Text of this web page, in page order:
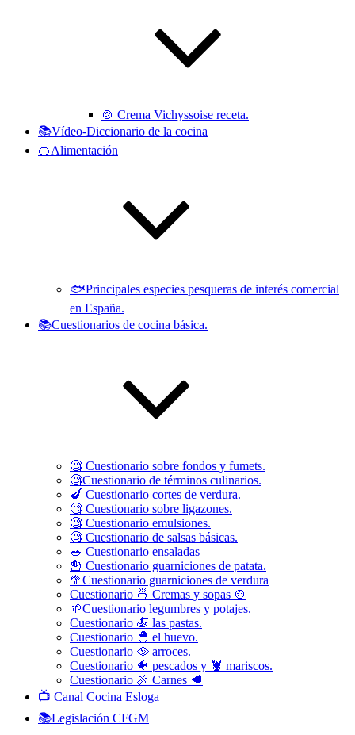
🍲 Crema Vichyssoise receta.
📚Vídeo-Diccionario de la cocina
🍊Alimentación
🐟Principales especies pesqueras de interés comercial
en España.
📚Cuestionarios de cocina básica.
🧐 Cuestionario sobre fondos y fumets.
🧐Cuestionario de términos culinarios.
🍆 Cuestionario cortes de verdura.
🧐 Cuestionario sobre ligazones.
🧐 Cuestionario emulsiones.
🧐 Cuestionario de salsas básicas.
🥗 Cuestionario ensaladas
🍟 Cuestionario guarniciones de patata.
🥦Cuestionario guarniciones de verdura
Cuestionario 🍜 Cremas y sopas 🍲
🌱Cuestionario legumbres y potajes.
Cuestionario 🍝 las pastas.
Cuestionario 🐣 el huevo.
Cuestionario 🥘 arroces.
Cuestionario 🐠 pescados y 🦞 mariscos.
Cuestionario 🍖 Carnes 🥩
📺 Canal Cocina Esloga
📚Legislación CFGM